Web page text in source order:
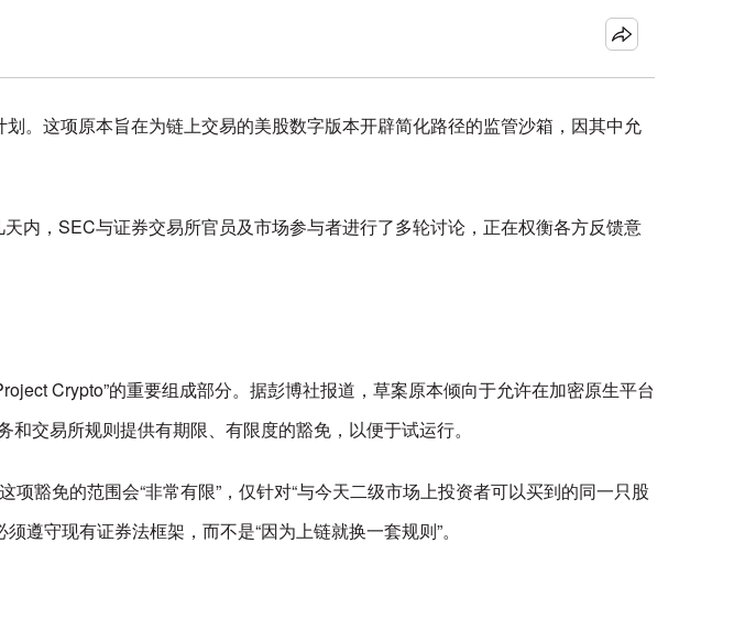
。这项原本旨在为链上交易的美股数字版本开辟简化路径的监管沙箱，因其中允
内，SEC与证券交易所官员及市场参与者进行了多轮讨论，正在权衡各方反馈意
Crypto”的重要组成部分。据彭博社报道，草案原本倾向于允许在加密原生平台
交易所规则提供有期限、有限度的豁免，以便于试运行。
豁免的范围会“非常有限”，仅针对“与今天二级市场上投资者可以买到的同一只股
遵守现有证券法框架，而不是“因为上链就换一套规则”。